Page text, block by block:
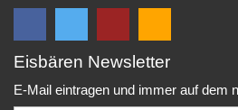
Folge
auf
Folge
auf
EC
Eppelheim
Falls
unsere
Eisbären Newsletter
E-Mail eintragen und immer auf dem